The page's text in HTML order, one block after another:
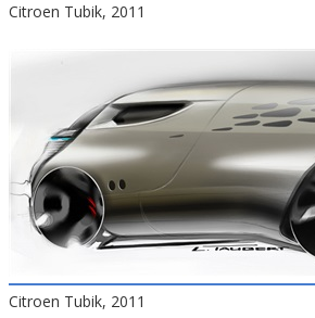
Citroen Tubik, 2011
Citroen Tubik, 2011